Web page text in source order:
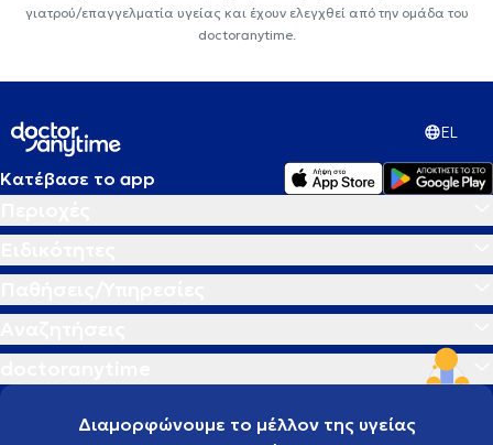
γιατρού/επαγγελματία υγείας και έχουν ελεγχθεί από την ομάδα του
doctoranytime.
EL
Κατέβασε το app
Διαμορφώνουμε το μέλλον της υγείας